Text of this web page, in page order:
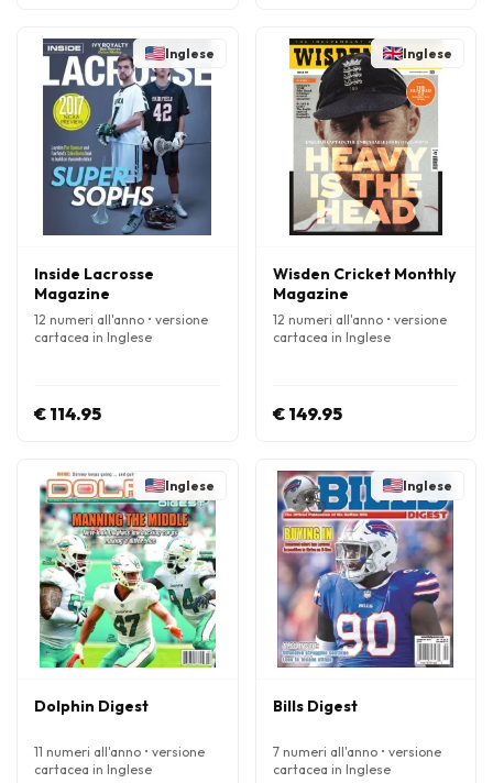
Inglese
Inside Lacrosse
Magazine
12 numeri all'anno • versione
cartacea in Inglese
€ 114.95
Inglese
Wisden Cricket Monthly
Magazine
12 numeri all'anno • versione
cartacea in Inglese
€ 149.95
Inglese
Dolphin Digest
11 numeri all'anno • versione
cartacea in Inglese
Inglese
Bills Digest
7 numeri all'anno • versione
cartacea in Inglese